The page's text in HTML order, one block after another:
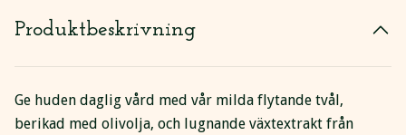
Produktbeskrivning
Ge huden daglig vård med vår milda flytande tvål,
berikad med olivolja, och lugnande växtextrakt från